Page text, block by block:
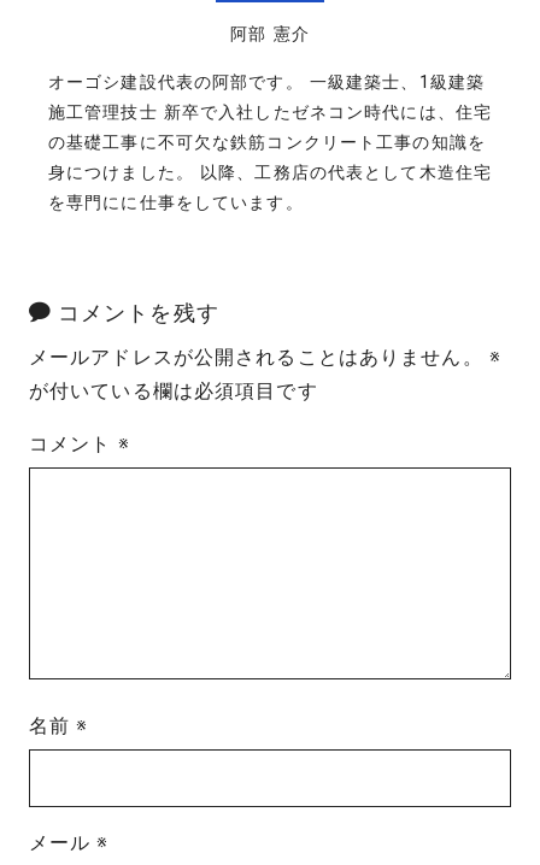
阿部 憲介
オーゴシ建設代表の阿部です。 一級建築士、1級建築
施工管理技士 新卒で入社したゼネコン時代には、住宅
の基礎工事に不可欠な鉄筋コンクリート工事の知識を
身につけました。 以降、工務店の代表として木造住宅
を専門にに仕事をしています。
コメントを残す
メールアドレスが公開されることはありません。
※
が付いている欄は必須項目です
コメント ※
名前※
メール※